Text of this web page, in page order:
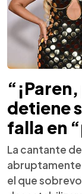
detiene
falla en
La cantante
abruptamente
el que